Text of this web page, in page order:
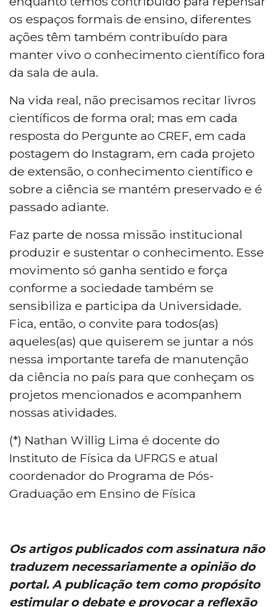
os espaços formais de ensino, diferentes
ações têm também contribuído para
manter vivo o conhecimento científico fora
da sala de aula.
Na vida real, não precisamos recitar livros
científicos de forma oral; mas em cada
resposta do Pergunte ao CREF, em cada
postagem do Instagram, em cada projeto
de extensão, o conhecimento científico e
sobre a ciência se mantém preservado e é
passado adiante.
Faz parte de nossa missão institucional
produzir e sustentar o conhecimento. Esse
movimento só ganha sentido e força
conforme a sociedade também se
sensibiliza e participa da Universidade.
Fica, então, o convite para todos(as)
aqueles(as) que quiserem se juntar a nós
nessa importante tarefa de manutenção
da ciência no país para que conheçam os
projetos mencionados e acompanhem
nossas atividades.
(*) Nathan Willig Lima é docente do
Instituto de Física da UFRGS e atual
coordenador do Programa de Pós-
Graduação em Ensino de Física
Os artigos publicados com assinatura não
traduzem necessariamente a opinião do
portal. A publicação tem como propósito
estimular o debate e provocar a reflexão